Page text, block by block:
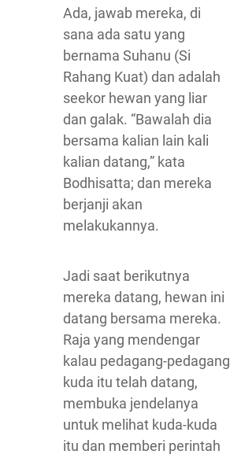
Ada, jawab mereka, di
sana ada satu yang
bernama Suhanu (Si
Rahang Kuat) dan adalah
seekor hewan yang liar
dan galak. “Bawalah dia
bersama kalian lain kali
kalian datang,” kata
Bodhisatta; dan mereka
berjanji akan
melakukannya.
Jadi saat berikutnya
mereka datang, hewan ini
datang bersama mereka.
Raja yang mendengar
kalau pedagang-pedagang
kuda itu telah datang,
membuka jendelanya
untuk melihat kuda-kuda
itu dan memberi perintah